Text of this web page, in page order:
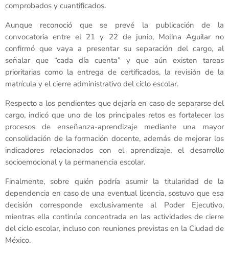
comprobados y cuantificados.
Aunque reconoció que se prevé la publicación de la
convocatoria entre el 21 y 22 de junio, Molina Aguilar no
confirmó que vaya a presentar su separación del cargo, al
señalar que “cada día cuenta” y que aún existen tareas
prioritarias como la entrega de certificados, la revisión de la
matrícula y el cierre administrativo del ciclo escolar.
Respecto a los pendientes que dejaría en caso de separarse del
cargo, indicó que uno de los principales retos es fortalecer los
procesos de enseñanza-aprendizaje mediante una mayor
consolidación de la formación docente, además de mejorar los
indicadores relacionados con el aprendizaje, el desarrollo
socioemocional y la permanencia escolar.
Finalmente, sobre quién podría asumir la titularidad de la
dependencia en caso de una eventual licencia, sostuvo que esa
decisión corresponde exclusivamente al Poder Ejecutivo,
mientras ella continúa concentrada en las actividades de cierre
del ciclo escolar, incluso con reuniones previstas en la Ciudad de
México.